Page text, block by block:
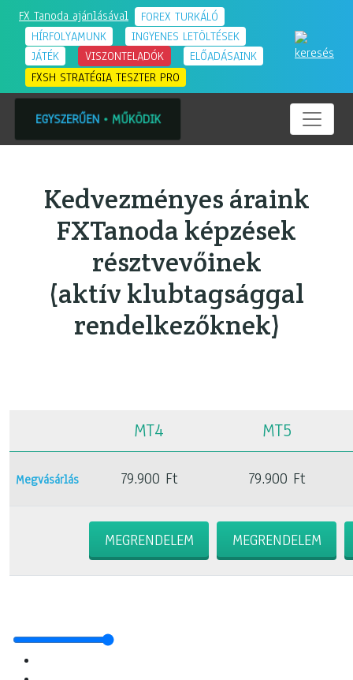
FX Tanoda ajánlásával
FOREX TURKÁLÓ
HÍRFOLYAMUNK
INGYENES LETÖLTÉSEK
JÁTÉK
VISZONTELADÓK
ELŐADÁSAINK
FXSH STRATÉGIA TESZTER PRO
EGYSZERŰEN • MŰKÖDIK
EGYSZERŰEN • MŰKÖDIK
Kedvezményes áraink
FXTanoda képzések
résztvevőinek
(aktív klubtagsággal
rendelkezőknek)
MT4 MT5
Megvásárlás 79.900 Ft 79.900 Ft
MEGRENDELEM MEGRENDELEM